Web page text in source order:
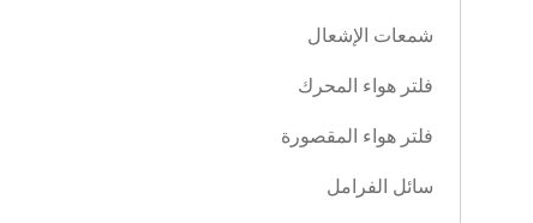
سوبربان
شمعات الإشعال
فلتر هواء المحرك
فلتر هواء المقصورة
سائل الفرامل